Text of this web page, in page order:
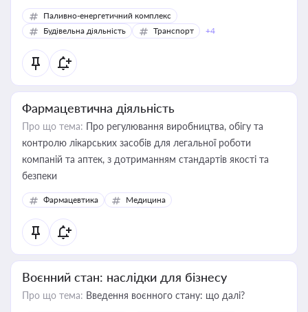
Паливно-енергетичний комплекс
Будівельна діяльність
Транспорт +4
Фармацевтична діяльність
Про що тема: Про регулювання виробництва, обігу та
контролю лікарських засобів для легальної роботи
компаній та аптек, з дотриманням стандартів якості та
безпеки
Фармацевтика Медицина
Воєнний стан: наслідки для бізнесу
Про що тема: Введення воєнного стану: що далі?